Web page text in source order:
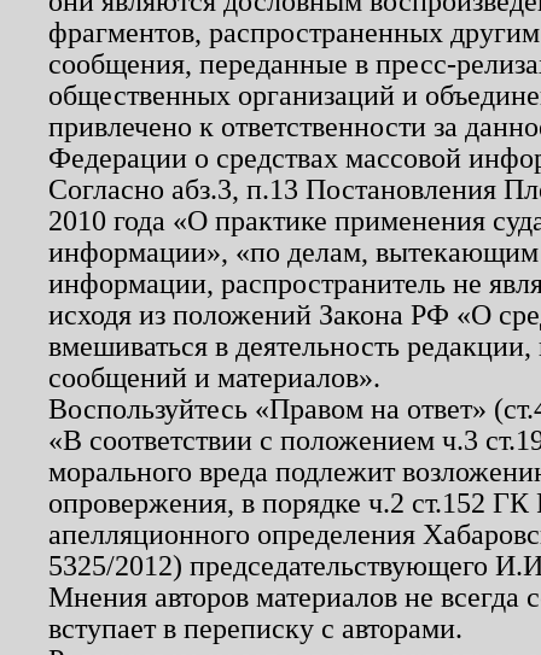
фрагментов, распространенных
сообщения, переданные в пресс-
общественных организаций и
привлечено к ответственности за
Федерации о средствах массовой
Согласно абз.3, п.13 Постановления
2010 года «О практике применения
информации», «по делам, вытекающим
информации, распространитель не
исходя из положений Закона РФ «О
вмешиваться в деятельность
сообщений и материалов».
Воспользуйтесь «Правом на ответ»
«В соответствии с положением ч.3
морального вреда подлежит
опровержения, в порядке ч.2 ст.152
апелляционного определения
5325/2012) председательствующего
Мнения авторов материалов не
вступает в переписку с авторами.